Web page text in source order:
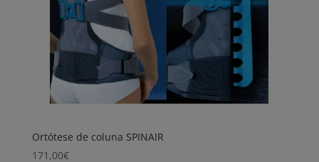
Ortótese de coluna SPINAIR
171,00€